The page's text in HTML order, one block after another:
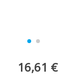
16,61 €